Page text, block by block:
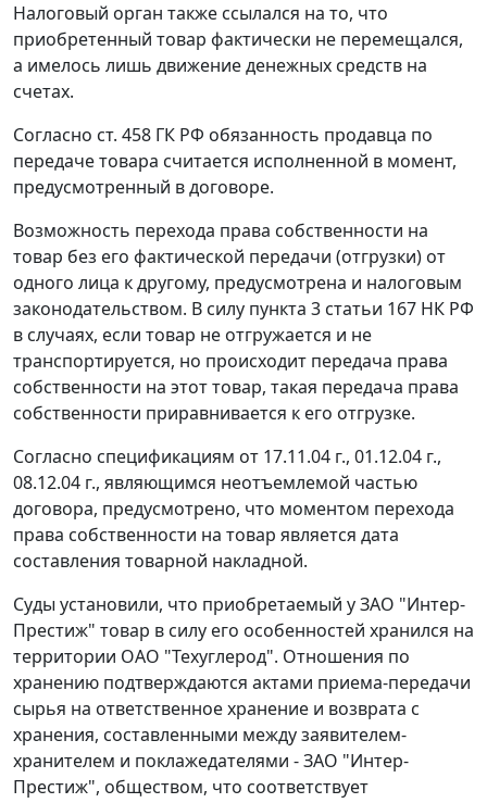
Налоговый орган также ссылался на то, что
приобретенный товар фактически не перемещался,
а имелось лишь движение денежных средств на
счетах.
Согласно ст. 458 ГК РФ обязанность продавца по
передаче товара считается исполненной в момент,
предусмотренный в договоре.
Возможность перехода права собственности на
товар без его фактической передачи (отгрузки) от
одного лица к другому, предусмотрена и налоговым
законодательством. В силу пункта 3 статьи 167 НК РФ
в случаях, если товар не отгружается и не
транспортируется, но происходит передача права
собственности на этот товар, такая передача права
собственности приравнивается к его отгрузке.
Согласно спецификациям от 17.11.04 г., 01.12.04 г.,
08.12.04 г., являющимся неотъемлемой частью
договора, предусмотрено, что моментом перехода
права собственности на товар является дата
составления товарной накладной.
Суды установили, что приобретаемый у ЗАО "Интер-
Престиж" товар в силу его особенностей хранился на
территории ОАО "Техуглерод". Отношения по
хранению подтверждаются актами приема-передачи
сырья на ответственное хранение и возврата с
хранения, составленными между заявителем-
хранителем и поклажедателями - ЗАО "Интер-
Престиж", обществом, что соответствует